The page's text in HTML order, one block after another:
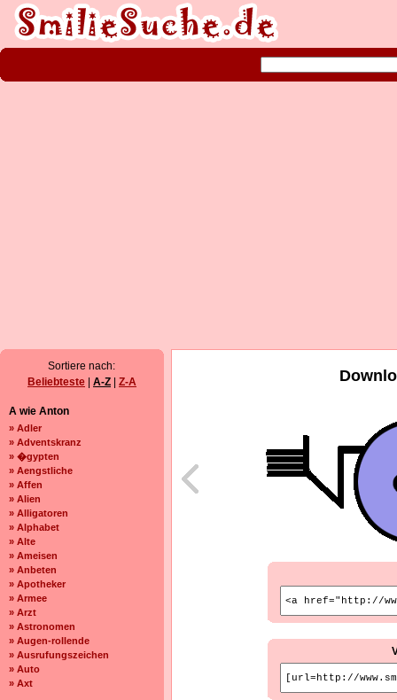
Sortiere nach:
Beliebteste
A-Z Z-A
A wie Anton
» Adler
» Adventskranz
» �gypten
» Aengstliche
» Affen
» Alien
» Alligatoren
» Alphabet
» Alte
» Ameisen
» Anbeten
» Apotheker
» Armee
» Arzt
» Astronomen
» Augen-rollende
» Ausrufungszeichen
» Auto
» Axt